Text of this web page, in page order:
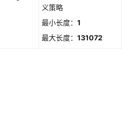
义策略
最小长度： 1
最大长度： 131072